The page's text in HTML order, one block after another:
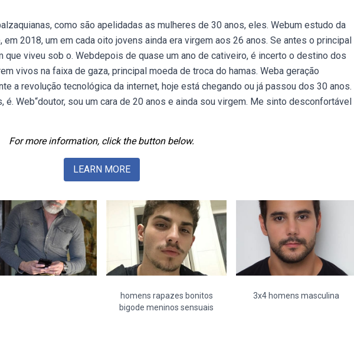
como são apelidadas as mulheres de 30 anos, eles. Webum estudo da
2018, um em cada oito jovens ainda era virgem aos 26 anos. Se antes o principal
que viveu sob o. Webdepois de quase um ano de cativeiro, é incerto o destino dos
vivos na faixa de gaza, principal moeda de troca do hamas. Weba geração
a revolução tecnológica da internet, hoje está chegando ou já passou dos 30 anos.
é. Web“doutor, sou um cara de 20 anos e ainda sou virgem. Me sinto desconfortável
For more information, click the button below.
LEARN MORE
homens rapazes bonitos
bigode meninos sensuais
3x4 homens masculina